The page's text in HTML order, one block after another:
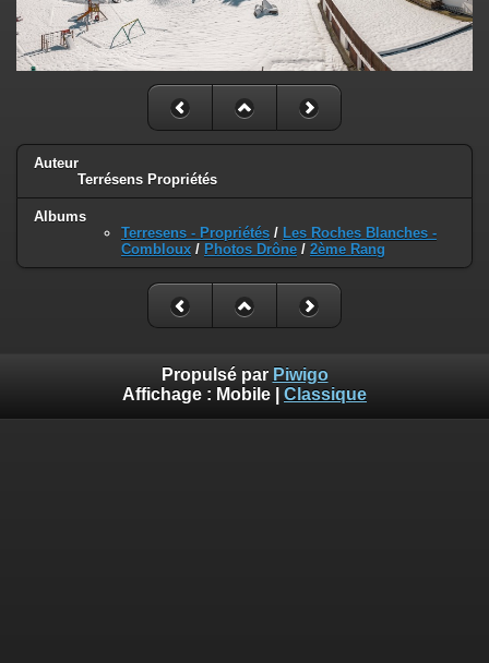
Auteur
Terrésens Propriétés
Albums
Terresens - Propriétés / Les Roches Blanches -
Combloux / Photos Drône / 2ème Rang
Propulsé par Piwigo
Affichage : Mobile Classique